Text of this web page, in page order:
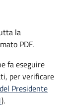
la
PDF.
fa eseguire
per verificare
Presidente
).